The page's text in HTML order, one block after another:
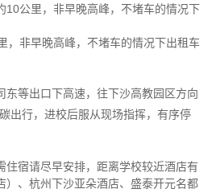
10公里，非早晚高峰，不堵车的情况下
，非早晚高峰，不堵车的情况下出租车
东等出口下高速，往下沙高教园区方向
出行，进校后服从现场指挥，有序停
住宿请尽早安排，距离学校较近酒店有
）、杭州下沙亚朵酒店、盛泰开元名都